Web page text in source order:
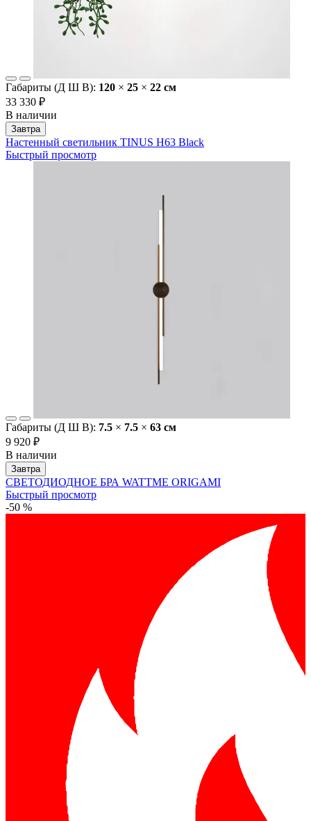
Габариты (Д Ш В): 120 × 25 × 22 cм
33 330 ₽
В наличии
Завтра
Настенный светильник TINUS H63 Black
Быстрый просмотр
Габариты (Д Ш В): 7.5 × 7.5 × 63 cм
9 920 ₽
В наличии
Завтра
СВЕТОДИОДНОЕ БРА WATTME ORIGAMI
Быстрый просмотр
-50 %